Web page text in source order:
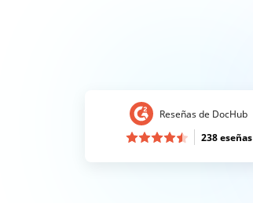
Reseñas de DocHub
238 eseñas